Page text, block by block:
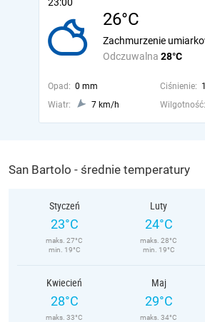
26°C
Odczuwalna 28°C
Zachmurzenie
Opad: 0 mm Ciśnienie:
Wiatr:
7 km/h Wilgotność:
San Bartolo - średnie temperatury
Styczeń
23°C
maks. 27°C
min. 19°C
Luty
24°C
maks. 28°C
min. 19°C
Kwiecień
28°C
maks. 33°C
Maj
29°C
maks. 34°C